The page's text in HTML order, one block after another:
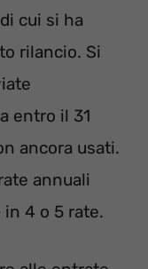
cui si ha
rilancio. Si
entro il 31
ancora usati.
annuali
4 o 5 rate.